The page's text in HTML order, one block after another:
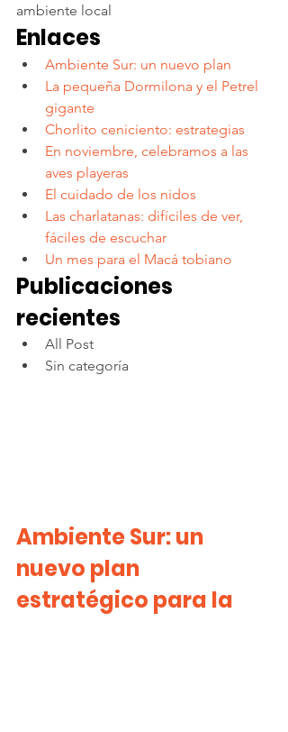
ambiente local
Enlaces
Ambiente Sur: un nuevo plan
La pequeña Dormilona y el Petrel
gigante
Chorlito ceniciento: estrategias
En noviembre, celebramos a las
aves playeras
El cuidado de los nidos
Las charlatanas: difíciles de ver,
fáciles de escuchar
Un mes para el Macá tobiano
Publicaciones
recientes
All Post
Sin categoría
Ambiente Sur: un
nuevo plan
estratégico para la